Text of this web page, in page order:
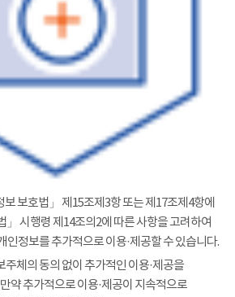
보호법」 제15조제3항 또는 제17조제4항에
」 시행령 제14조의2에 따른 사항을 고려하여
인정보를 추가적으로 이용·제공할 수 있습니다.
주체의 동의 없이 추가적인 이용·제공을
약 추가적으로 이용·제공이 지속적으로